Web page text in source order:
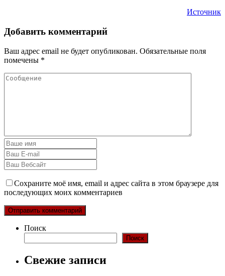
Источник
Добавить комментарий
Ваш адрес email не будет опубликован. Обязательные поля
помечены *
Сохраните моё имя, email и адрес сайта в этом браузере для
последующих моих комментариев
Поиск
Поиск
Свежие записи